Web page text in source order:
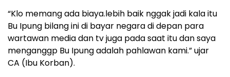
“Klo memang ada biaya.lebih baik nggak jadi kala itu
Bu Ipung bilang ini di bayar negara di depan para
wartawan media dan tv juga pada saat itu dan saya
menganggp Bu Ipung adalah pahlawan kami.” ujar
CA (Ibu Korban).